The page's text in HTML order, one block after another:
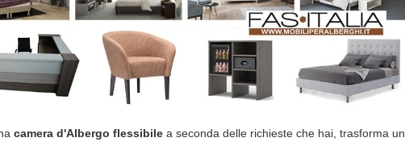
camera d'Albergo flessibile a seconda delle richieste che hai, trasforma un